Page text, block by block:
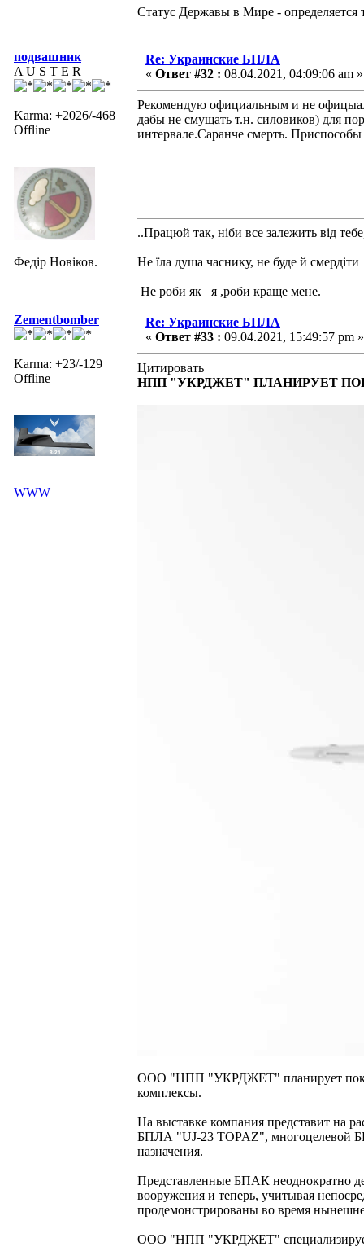
Статус Державы в Мире - определяется
подвашник
A U S T E R
Karma: +2026/-468
Offline
Федір Новіков.
Re: Украинские БПЛА
« Ответ #32 : 08.04.2021, 04:09:06 am »
Рекомендую официальным и не
дабы не смущать т.н. силовиков) для
интервале.Саранче смерть.
..Працюй так, ніби все залежить від
Не їла душа часнику, не буде й смердіти
Не роби як я ,роби краще мене.
Zementbomber
Karma: +23/-129
Offline
WWW
Re: Украинские БПЛА
« Ответ #33 : 09.04.2021, 15:49:57 pm »
Цитировать
НПП "УКРДЖЕТ" ПЛАНИРУЕТ
ООО "НПП "УКРДЖЕТ" планирует
комплексы.
На выставке компания представит на
БПЛА "UJ-23 TOPAZ", многоцелевой
назначения.
Представленные БПАК неоднократно
вооружения и теперь, учитывая
продемонстрированы во время
ООО "НПП "УКРДЖЕТ"